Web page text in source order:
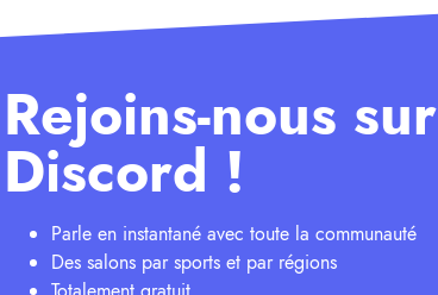
Rejoins-nous sur
Discord !
Parle en instantané avec toute la communauté
Des salons par sports et par régions